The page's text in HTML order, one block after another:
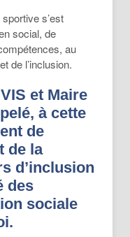
s’est
social, de
au
de l’inclusion.
et Maire
à cette
de
de la
d’inclusion
des
sociale